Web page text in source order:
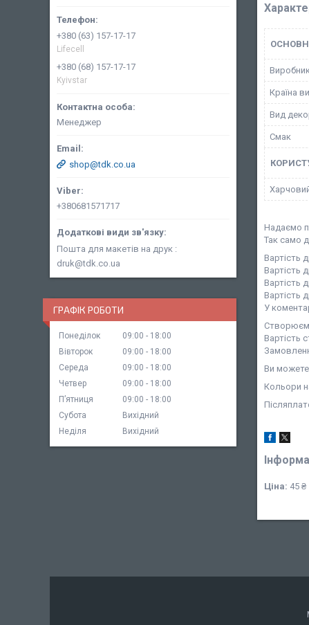
Виробник
Країна
Вид
Смак
Надаємо
Так само
Вартість
Вартість
Вартість
Вартість
У
Вартість
Ви можете
Кольори
Ціна: 45 ₴
+380 (63) 157-17-17
Lifecell
+380 (68) 157-17-17
Kyivstar
Менеджер
shop@tdk.co.ua
+380681571717
Пошта для макетів на друк
druk@tdk.co.ua
ГРАФІК РОБОТИ
Понеділок 09:00
18:00
Вівторок
09:00
18:00
Середа
09:00
18:00
Четвер
09:00
18:00
Пʼятниця
09:00
18:00
Субота
Вихідний
Неділя
Вихідний